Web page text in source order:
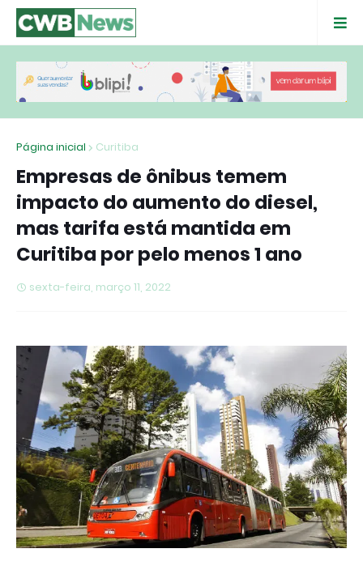
Página inicial Curitiba
Empresas de ônibus temem
impacto do aumento do diesel,
mas tarifa está mantida em
Curitiba por pelo menos 1 ano
sexta-feira, março 11, 2022